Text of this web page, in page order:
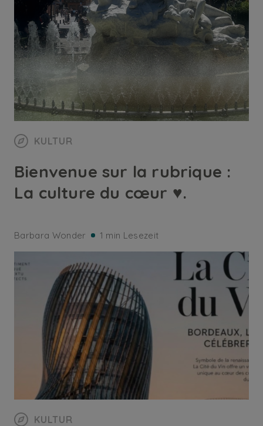
KULTUR
Bienvenue sur la rubrique :
La culture du cœur ♥️.
Barbara Wonder 1 min Lesezeit
KULTUR